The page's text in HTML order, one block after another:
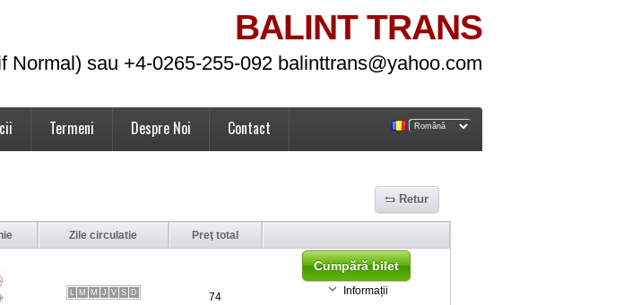
BALINT TRANS
Normal) sau +4-0265-255-092 balinttrans@yahoo.com
Termeni Despre Noi Contact
Retur
Zile circulatie Preţ total
L M M J V S D 74
Cumpără bilet
Informații